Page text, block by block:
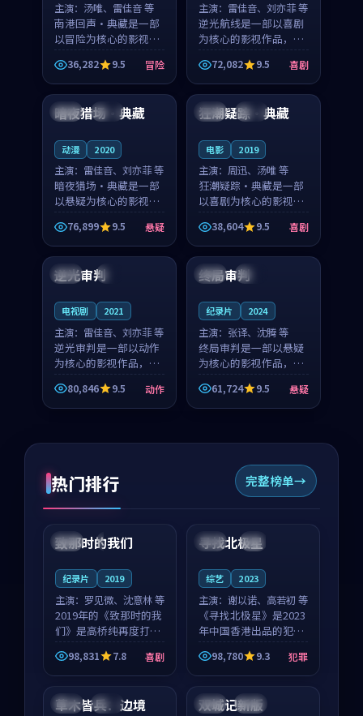
主演： 汤唯、雷佳音 等
南港回声·典藏是一部
以冒险为核心的影视作
品，围绕危机、反转与
人物成长展开，整体节
奏紧凑，值得推荐观
看。
36,282 9.5 冒险
主演： 雷佳音、刘亦菲 等
逆光航线是一部以喜剧
为核心的影视作品，围
绕危机、反转与人物成
长展开，整体节奏紧
凑，值得推荐观看。
72,082 9.5 喜剧
日本 高分
暗夜猎场·典藏
动漫 2020
主演： 雷佳音、刘亦菲 等
暗夜猎场·典藏是一部
以悬疑为核心的影视作
品，围绕危机、反转与
人物成长展开，整体节
奏紧凑，值得推荐观
看。
76,899 9.5 悬疑
韩国 高分
狂潮疑踪·典藏
电影 2019
主演： 周迅、汤唯 等
狂潮疑踪·典藏是一部
以喜剧为核心的影视作
品，围绕危机、反转与
人物成长展开，整体节
奏紧凑，值得推荐观
看。
38,604 9.5 喜剧
中国 4K
逆光审判
电视剧 2021
主演： 雷佳音、刘亦菲 等
逆光审判是一部以动作
为核心的影视作品，围
绕危机、反转与人物成
长展开，整体节奏紧
凑，值得推荐观看。
80,846 9.5 动作
美国 热播
终局审判
纪录片 2024
主演： 张译、沈腾 等
终局审判是一部以悬疑
为核心的影视作品，围
绕危机、反转与人物成
长展开，整体节奏紧
凑，值得推荐观看。
61,724 9.5 悬疑
热门排行 完整榜单
中国 4K
99:22
致那时的我们
纪录片 2019
主演： 罗见微、沈意林 等
2019年的《致那时的我
们》是高桥纯再度打磨
的喜剧佳作。中国大陆
的取景与都市寓言的氛
围相互成就，罗见微与
沈意林的对手戏自然克
制，让整部影片在悬
98,831 7.8 喜剧
中国 4K
99:18
寻找北极星
综艺 2023
主演： 谢以诺、高若初 等
《寻找北极星》是2023
年中国香港出品的犯罪
新作，主创团队希望用
公路冒险的故事让观众
停下来想一想。谢以诺
领衔，高若初担任重要
角色，戚南柯的叙事
98,780 9.3 犯罪
泰国 独播
草木皆兵：边境 中国 独播
双城记新版